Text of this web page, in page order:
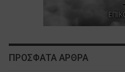
ΠΡΟΣΦΑΤΑ ΑΡΘΡΑ